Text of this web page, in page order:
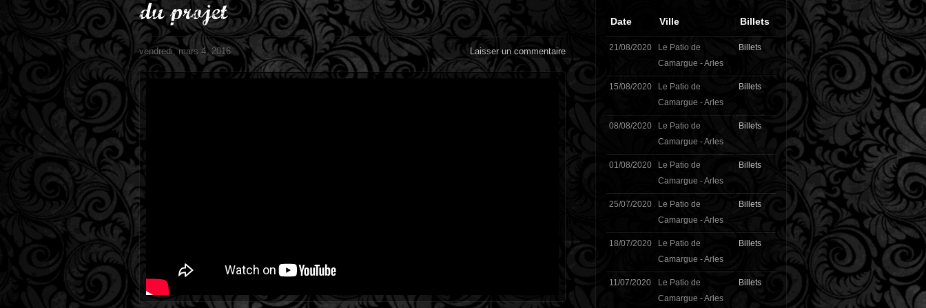
du projet
vendredi, mars 4, 2016 Laisser un commentaire
Date Ville Billets
21/08/2020
Le Patio de
Camargue - Arles
Billets
15/08/2020
Le Patio de
Camargue - Arles
Billets
08/08/2020
Le Patio de
Camargue - Arles
Billets
01/08/2020
Le Patio de
Camargue - Arles
Billets
25/07/2020
Le Patio de
Camargue - Arles
Billets
18/07/2020
Le Patio de
Camargue - Arles
Billets
11/07/2020
Le Patio de
Camargue - Arles
Billets